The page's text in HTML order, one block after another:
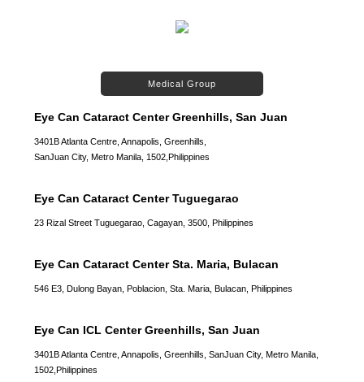
Medical Group
Eye Can Cataract Center Greenhills, San Juan
3401B Atlanta Centre, Annapolis, Greenhills,
SanJuan City, Metro Manila, 1502,Philippines
Eye Can Cataract Center Tuguegarao
23 Rizal Street Tuguegarao, Cagayan, 3500, Philippines
Eye Can Cataract Center Sta. Maria, Bulacan
546 E3, Dulong Bayan, Poblacion, Sta. Maria, Bulacan, Philippines
Eye Can ICL Center Greenhills, San Juan
3401B Atlanta Centre, Annapolis, Greenhills, SanJuan City, Metro Manila,
1502,Philippines